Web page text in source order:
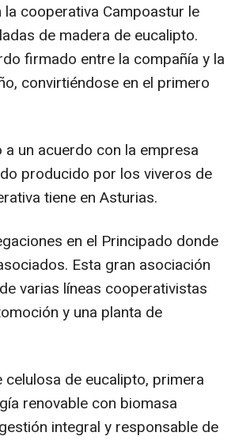
cooperativa Campoastur le
de madera de eucalipto.
firmado entre la compañía y la
convirtiéndose en el primero
un acuerdo con la empresa
producido por los viveros de
tiene en Asturias.
en el Principado donde
Esta gran asociación
varias líneas cooperativistas
y una planta de
de eucalipto, primera
renovable con biomasa
integral y responsable de